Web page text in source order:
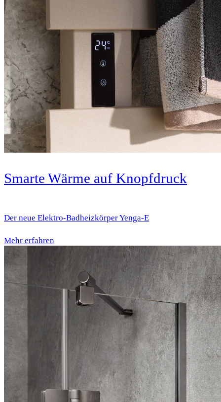
Smarte Wärme auf Knopfdruck
Der neue Elektro-Badheizkörper Yenga-E
Mehr erfahren